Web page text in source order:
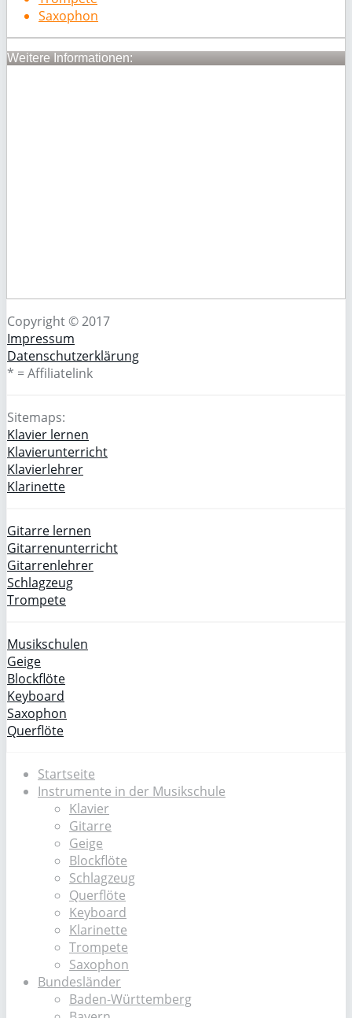
Saxophon
Weitere Informationen:
Copyright © 2017
Impressum
Datenschutzerklärung
* = Affiliatelink
Sitemaps:
Klavier lernen
Klavierunterricht
Klavierlehrer
Klarinette
Gitarre lernen
Gitarrenunterricht
Gitarrenlehrer
Schlagzeug
Trompete
Musikschulen
Geige
Blockflöte
Keyboard
Saxophon
Querflöte
Startseite
Instrumente in der Musikschule
Klavier
Gitarre
Geige
Blockflöte
Schlagzeug
Querflöte
Keyboard
Klarinette
Trompete
Saxophon
Bundesländer
Baden-Württemberg